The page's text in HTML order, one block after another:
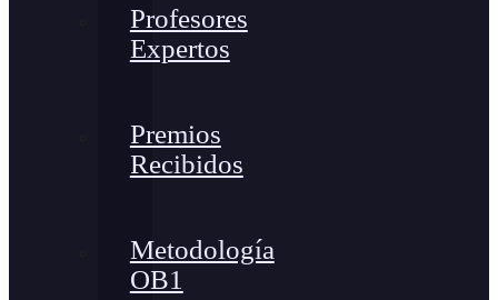
Profesores
Expertos
Premios
Recibidos
Metodología
OB1